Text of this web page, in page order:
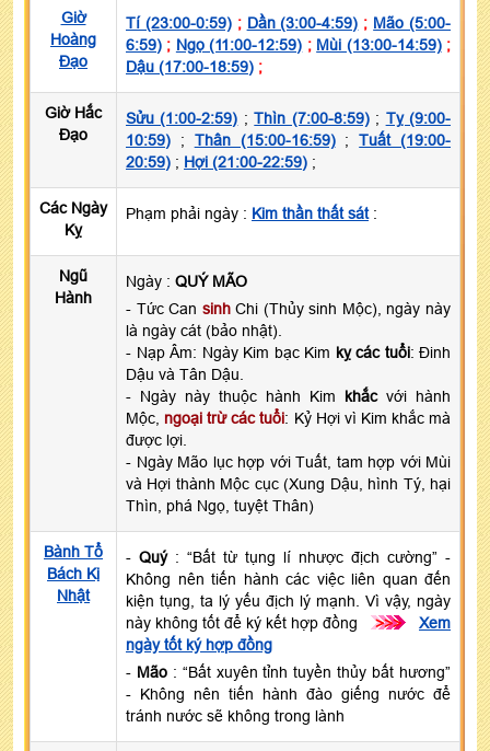
Giờ
Hoàng
Đạo
Tí (23:00-0:59); Dần (3:00-4:59) ; Mão (5:00-
6:59) ; Ngọ (11:00-12:59) ; Mùi (13:00-14:59);
Dậu (17:00-18:59) ;
Giờ Hắc
Đạo
Sửu (1:00-2:59) ;Thìn (7:00-8:59); Tỵ (9:00-
10:59) ; Thân (15:00-16:59);Tuất (19:00-
20:59) ; Hợi (21:00-22:59) ;
Các Ngày
Kỵ
Phạm phải ngày : Kim thần thất sát:
Ngũ
Hành
Ngày : QUÝ MÃO
- Tức Can sinhChi (Thủy sinh Mộc), ngày này
là ngày cát (bảo nhật).
- Nạp Âm: Ngày Kim bạc Kim kỵ các tuổi: Đinh
Dậu và Tân Dậu.
- Ngày này thuộc hành Kim khắcvới hành
Mộc, ngoại trừ các tuổi: Kỷ Hợi vì Kim khắc mà
được lợi.
- Ngày Mão lục hợp với Tuất, tam hợp với Mùi
và Hợi thành Mộc cục (Xung Dậu, hình Tý, hại
Thìn, phá Ngọ, tuyệt Thân)
Bành Tổ
Bách Kị
Nhật
- Quý: “Bất từ tụng lí nhược địch cường” -
Không nên tiến hành các việc liên quan đến
kiện tụng, ta lý yếu địch lý mạnh. Vì vậy, ngày
này không tốt để ký kết hợp đồng
>>>
Xem
ngày tốt ký hợp đồng
- Mão: “Bất xuyên tỉnh tuyền thủy bất hương”
- Không nên tiến hành đào giếng nước để
tránh nước sẽ không trong lành